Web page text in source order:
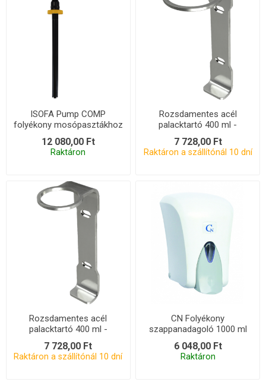
ISOFA Pump COMP
folyékony mosópasztákhoz
és szappanokhoz
12 080,00 Ft
Raktáron
Rozsdamentes acél
palacktartó 400 ml -
habszappan
7 728,00 Ft
Raktáron a szállítónál 10 dní
Rozsdamentes acél
palacktartó 400 ml -
folyékony szappan
7 728,00 Ft
Raktáron a szállítónál 10 dní
CN Folyékony
szappanadagoló 1000 ml
fehér
6 048,00 Ft
Raktáron